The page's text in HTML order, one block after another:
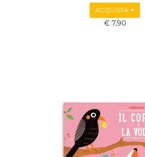
ACQUISTA
€ 7,90